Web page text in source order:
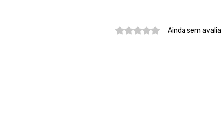
Avaliado com 0 de 5
Ainda sem